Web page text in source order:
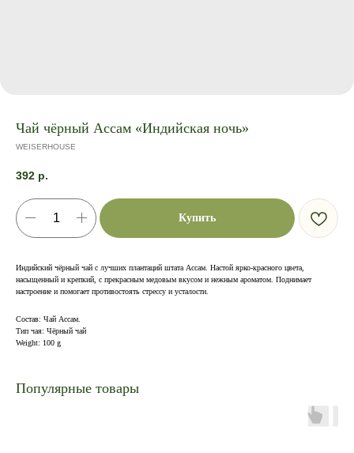
Чай чёрный Ассам «Индийская ночь»
WEISERHOUSE
392 р.
Купить
Индийский чёрный чай с лучших плантаций штата Ассам. Настой ярко-красного цвета,
насыщенный и крепкий, с прекрасным медовым вкусом и нежным ароматом. Поднимает
настроение и помогает противостоять стрессу и усталости.
Состав: Чай Ассам.
Тип чая: Чёрный чай
Weight: 100 g
Популярные товары